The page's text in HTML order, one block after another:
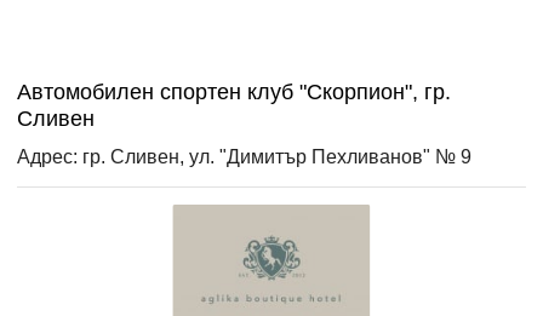
Автомобилен спортен клуб "Скорпион", гр.
Сливен
Адрес: гр. Сливен, ул. "Димитър Пехливанов" № 9